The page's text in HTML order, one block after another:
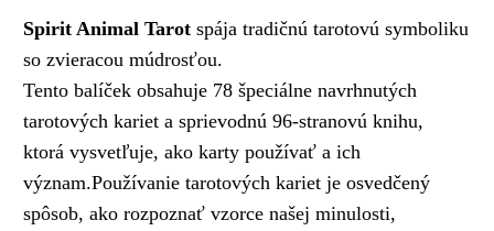
Spirit Animal Tarot spája tradičnú tarotovú symboliku
so zvieracou múdrosťou.
Tento balíček obsahuje 78 špeciálne navrhnutých
tarotových kariet a sprievodnú 96-stranovú knihu,
ktorá vysvetľuje, ako karty používať a ich
význam.Používanie tarotových kariet je osvedčený
spôsob, ako rozpoznať vzorce našej minulosti,